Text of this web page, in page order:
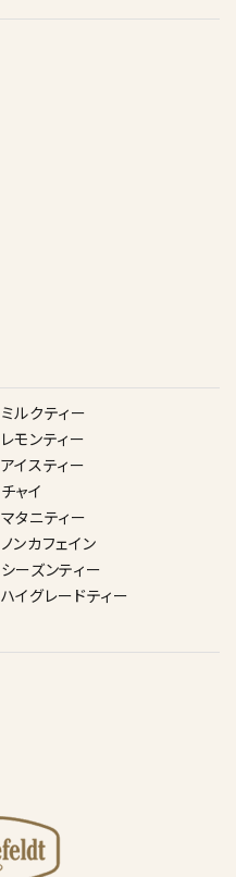
ミルクティー
レモンティー
アイスティー
チャイ
マタニティー
ノンカフェイン
シーズンティー
ハイグレードティー